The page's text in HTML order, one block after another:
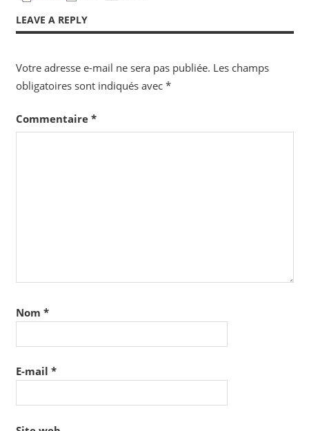
LEAVE A REPLY
Votre adresse e-mail ne sera pas publiée. Les champs
obligatoires sont indiqués avec *
Commentaire *
Nom *
E-mail *